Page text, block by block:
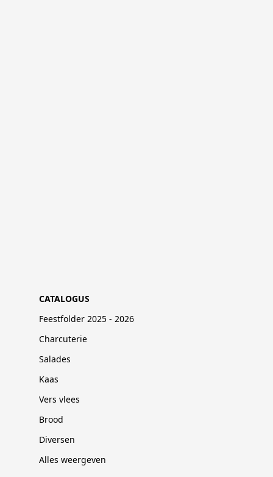
CATALOGUS
Feestfolder 2025 - 2026
Charcuterie
Salades
Kaas
Vers vlees
Brood
Diversen
Alles weergeven